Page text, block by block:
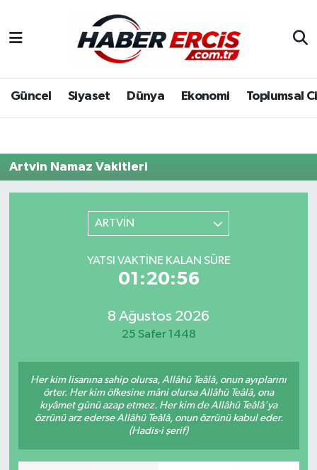
Güncel Siyaset Dünya Ekonomi Toplumsal
Artvin Namaz Vakitleri
ARTVİN
YATSI VAKTINE KALAN SÜRE
01:20:56
8 Ağustos 2026
25 Safer 1448
Her kim lisanına sahip olursa, Allâhü Teâlâ, onun ayıplarını
örter. Her kim öfkesine mâni olursa Allâhü Teâlâ, ona
kıyâmet günü azap etmez. Her kim de Allâhü Teâlâ'ya
özrünü arz ederse Allâhü Teâlâ, onun özrünü kabul eder.
(Hadis-i şerif)